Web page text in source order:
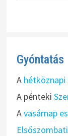
Gyóntatás
A
A pénteki
Avasárnap